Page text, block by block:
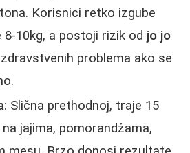
Korisnici retko izgube
8-10kg, a postoji rizik od jo jo
problema ako se
: Slična prethodnoj, traje 15
jajima, pomorandžama,